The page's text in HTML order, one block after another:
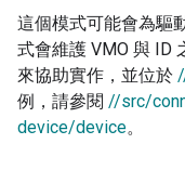
這個模式可能會為驅
式會維護 VMO 與 ID
來協助實作，並位於
例，請參閱 //src/
device/device。